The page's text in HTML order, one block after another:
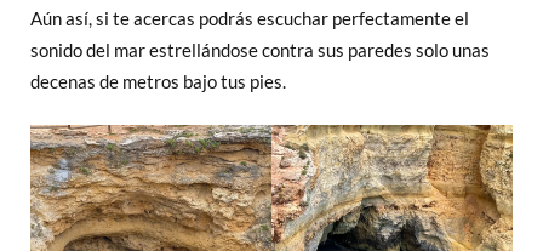
Aún así, si te acercas podrás escuchar perfectamente el
sonido del mar estrellándose contra sus paredes solo unas
decenas de metros bajo tus pies.